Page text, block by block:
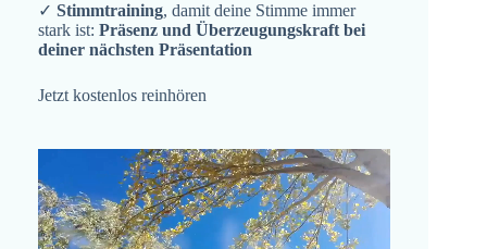
✓ Stimmtraining, damit deine Stimme immer
stark ist: Präsenz und Überzeugungskraft bei
deiner nächsten Präsentation
Jetzt kostenlos reinhören